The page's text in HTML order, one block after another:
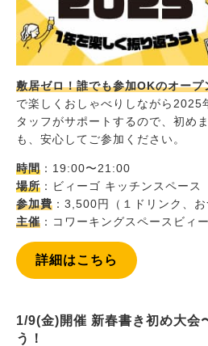
敷居ゼロ！誰でも参加OKのオープ
で楽しくおしゃべりしながら2025
タッフがサポートするので、初め
も、安心してご参加ください。
時間：19:00〜21:00
場所：ビィーゴ キッチンスペース
参加費：3,500円（１ドリンク、お
主催：コワーキングスペースビィ
詳細はこちら
1/9(金)開催 新春書き初め大会
う！